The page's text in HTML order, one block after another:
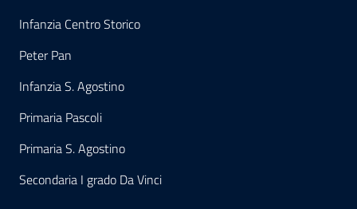
Infanzia Centro Storico
Peter Pan
Infanzia S. Agostino
Primaria Pascoli
Primaria S. Agostino
Secondaria I grado Da Vinci